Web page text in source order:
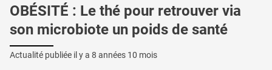
OBÉSITÉ : Le thé pour retrouver via
son microbiote un poids de santé
Actualité publiée il y a 8 années 10 mois